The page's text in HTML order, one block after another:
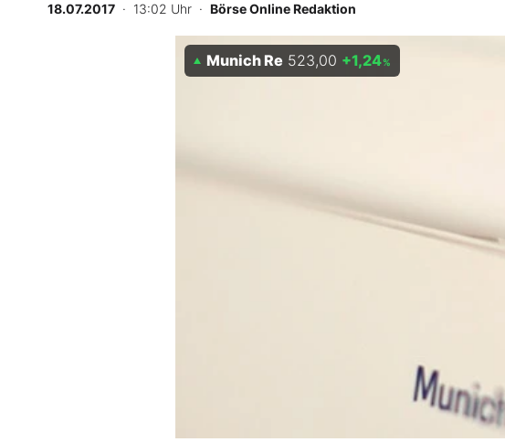
BO-Musterdepots
18.07.2017 · 13:02 Uhr · Börse Online Redaktion
Munich Re 523,00 +1,24%